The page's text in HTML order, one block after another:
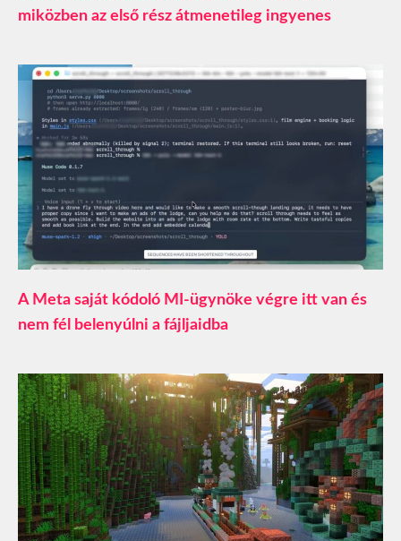
miközben az első rész átmenetileg ingyenes
A Meta saját kódoló MI-ügynöke végre itt van és
nem fél belenyúlni a fájljaidba